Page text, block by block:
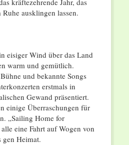
kräftezehrende Jahr, das
ausklingen lassen.
eisiger Wind über das Land
warm und gemütlich.
und bekannte Songs
erstmals in
Gewand präsentiert.
einige Überraschungen für
„Sailing Home for
eine Fahrt auf Wogen von
Heimat.